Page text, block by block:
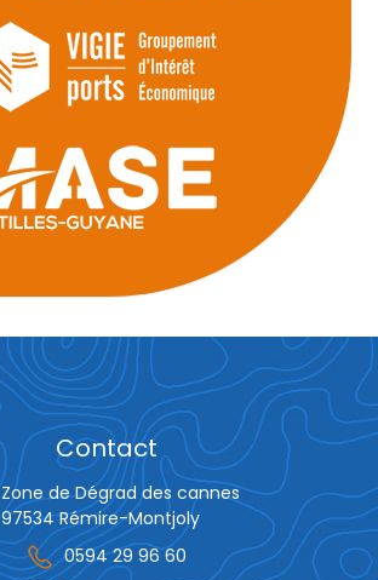
Contact
Zone de Dégrad des cannes
97534 Rémire-Montjoly
0594 29 96 60